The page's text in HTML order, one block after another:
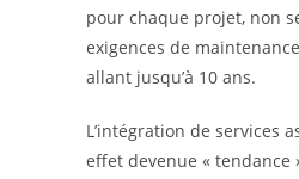
pour chaque projet, non
exigences de
allant jusqu’à 10 ans.
L’intégration de services
effet devenue « tendance